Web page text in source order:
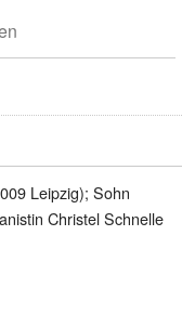
Leipzig); Sohn
Christel Schnelle